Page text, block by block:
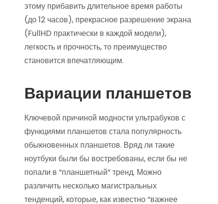
этому прибавить длительное время работы
(до 12 часов), прекрасное разрешение экрана
(FullHD практически в каждой модели),
легкость и прочность, то преимущество
становится впечатляющим.
Вариации планшетов
Ключевой причиной модности ультрабуков с
функциями планшетов стала популярность
обыкновенных планшетов. Вряд ли такие
ноутбуки были бы востребованы, если бы не
попали в “планшетный” тренд. Можно
различить несколько магистральных
тенденций, которые, как известно “важнее